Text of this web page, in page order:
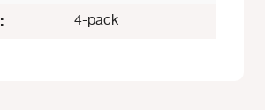
4-pack